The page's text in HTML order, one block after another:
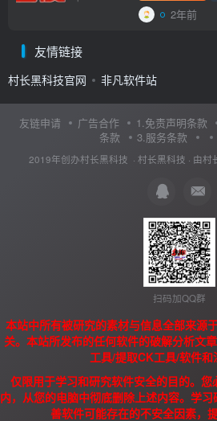
2年前
友情链接
村长黑科技官网 非凡软件站
友链申请 广告合作 1.免责声明条款
条款
3.服务条款
2019年创办村长黑科技 · 村长黑科技 · 由村
扫码加QQ群
本站中所有被研究的素材与信息全部来源
关。本站所发布的任何软件的破解分析文
工具/提取CK工具/软件和
仅限用于学习和研究软件安全的目的。您
内，从您的电脑中彻底删除上述内容。学
善软件可能存在的不安全因素，